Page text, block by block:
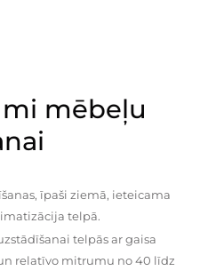
mēbeļu
īpaši ziemā, ieteicama
telpā.
telpās ar gaisa
relatīvo mitrumu no 40 līdz